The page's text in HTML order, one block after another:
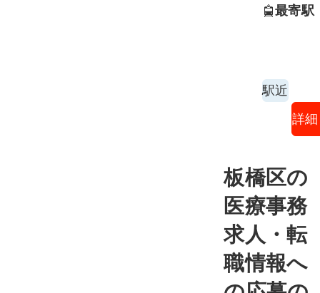
最寄駅
駅近
詳
板橋区の
医療事務
求人・転
職情報へ